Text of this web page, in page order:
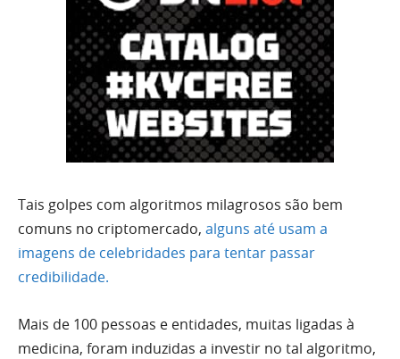
Tais golpes com algoritmos milagrosos são bem
comuns no criptomercado, alguns até usam a
imagens de celebridades para tentar passar
credibilidade.
Mais de 100 pessoas e entidades, muitas ligadas à
medicina, foram induzidas a investir no tal algoritmo,